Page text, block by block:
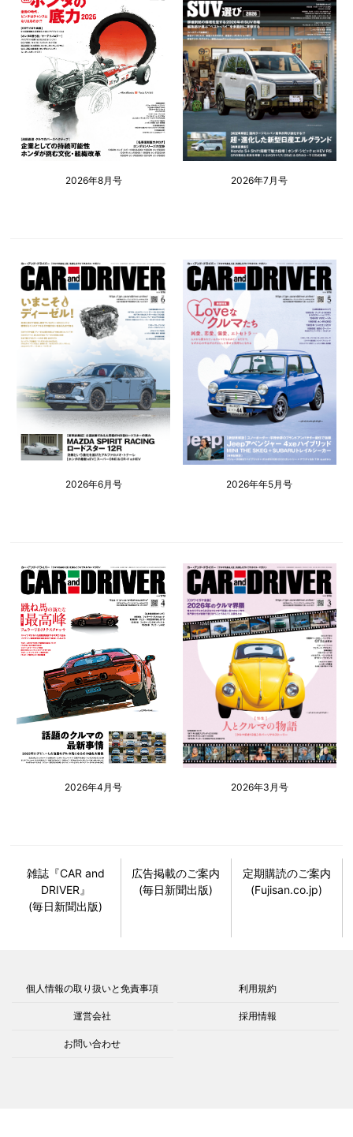
2026年8月号 2026年7月号
2026年6月号 2026年年5月号
2026年4月号 2026年3月号
雑誌『CAR and
DRIVER』
(毎日新聞出版)
広告掲載のご案内
(毎日新聞出版)
定期購読のご案内
(Fujisan.co.jp)
個人情報の取り扱いと免責事項 利用規約
運営会社 採用情報
お問い合わせ